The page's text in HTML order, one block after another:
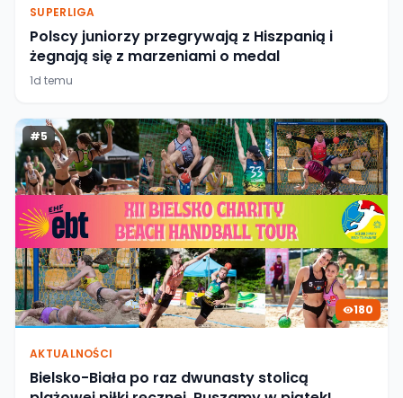
SUPERLIGA
Polscy juniorzy przegrywają z Hiszpanią i
żegnają się z marzeniami o medal
1d temu
#5
180
AKTUALNOŚCI
Bielsko-Biała po raz dwunasty stolicą